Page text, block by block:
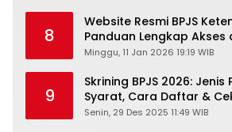
8
Website Resmi BPJS
Panduan Lengkap Akses
Minggu, 11 Jan 2026 19:19 WIB
9
Skrining BPJS 2026:
Syarat, Cara Daftar &
Kesehatan Gratis
Senin, 29 Des 2025 11:49 WIB